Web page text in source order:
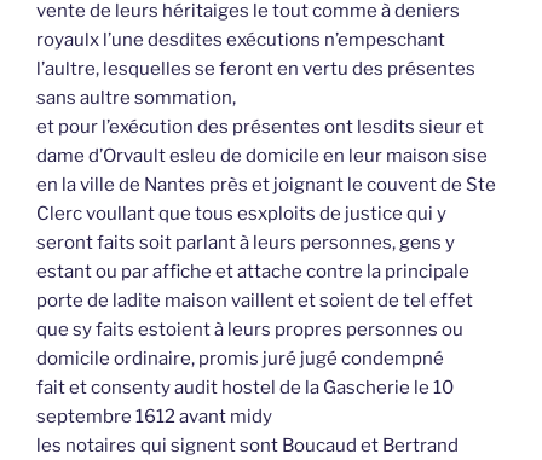
vente de leurs héritaiges le tout comme à deniers
royaulx l’une desdites exécutions n’empeschant
l’aultre, lesquelles se feront en vertu des présentes
sans aultre sommation,
et pour l’exécution des présentes ont lesdits sieur et
dame d’Orvault esleu de domicile en leur maison sise
en la ville de Nantes près et joignant le couvent de Ste
Clerc voullant que tous esxploits de justice qui y
seront faits soit parlant à leurs personnes, gens y
estant ou par affiche et attache contre la principale
porte de ladite maison vaillent et soient de tel effet
que sy faits estoient à leurs propres personnes ou
domicile ordinaire, promis juré jugé condempné
fait et consenty audit hostel de la Gascherie le 10
septembre 1612 avant midy
les notaires qui signent sont Boucaud et Bertrand